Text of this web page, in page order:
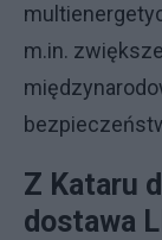
m.in.
Z Kataru
dostawa